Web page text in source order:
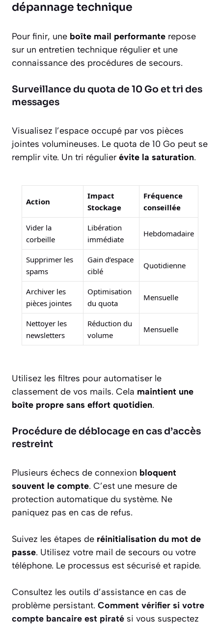
dépannage technique
Pour finir, une boîte mail performante repose
sur un entretien technique régulier et une
connaissance des procédures de secours.
Surveillance du quota de 10 Go et tri des
messages
Visualisez l’espace occupé par vos pièces
jointes volumineuses. Le quota de 10 Go peut se
remplir vite. Un tri régulier évite la saturation.
Action
Impact
Stockage
Fréquence
conseillée
Vider la
corbeille
Libération
immédiate
Hebdomadaire
Supprimer les
spams
Gain d’espace
ciblé
Quotidienne
Archiver les
pièces jointes
Optimisation
du quota
Mensuelle
Nettoyer les
newsletters
Réduction du
volume
Mensuelle
Utilisez les filtres pour automatiser le
classement de vos mails. Cela maintient une
boîte propre sans effort quotidien.
Procédure de déblocage en cas d’accès
restreint
Plusieurs échecs de connexion bloquent
souvent le compte. C’est une mesure de
protection automatique du système. Ne
paniquez pas en cas de refus.
Suivez les étapes de réinitialisation du mot de
passe. Utilisez votre mail de secours ou votre
téléphone. Le processus est sécurisé et rapide.
Consultez les outils d’assistance en cas de
problème persistant. Comment vérifier si votre
compte bancaire est piraté si vous suspectez